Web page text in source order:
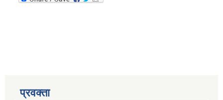
प्रवक्ता